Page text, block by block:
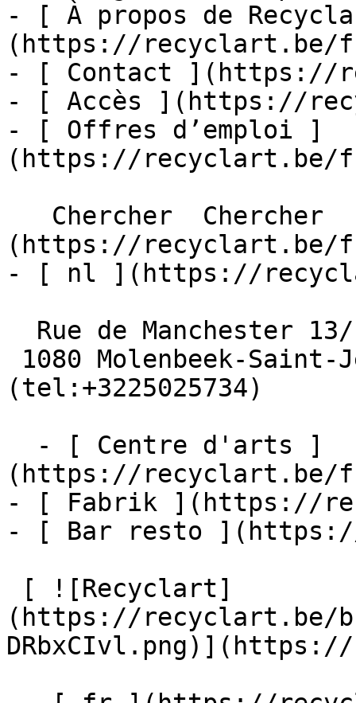
- [ À propos de
(https://recyclart.be/
- [ Contact ](https://
- [ Accès ](https://
- [ Offres d’emploi ]
(https://recyclart.be/
(https://recyclart.be/
- [ nl ](https://
(tel:+3225025734)
(https://recyclart.be/
- [ Fabrik ](https://
- [ Bar resto
(https://recyclart.be/